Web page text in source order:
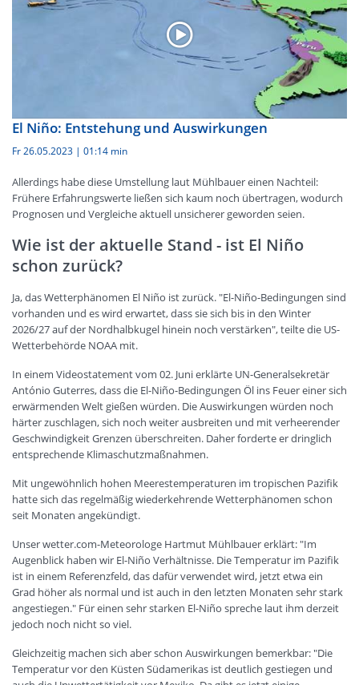
El Niño: Entstehung und Auswirkungen
Fr 26.05.2023 | 01:14 min
Allerdings habe diese Umstellung laut Mühlbauer einen Nachteil:
Frühere Erfahrungswerte ließen sich kaum noch übertragen, wodurch
Prognosen und Vergleiche aktuell unsicherer geworden seien.
Wie ist der aktuelle Stand - ist El Niño
schon zurück?
Ja, das Wetterphänomen El Niño ist zurück. "El-Niño-Bedingungen sind
vorhanden und es wird erwartet, dass sie sich bis in den Winter
2026/27 auf der Nordhalbkugel hinein noch verstärken", teilte die US-
Wetterbehörde NOAA mit.
In einem Videostatement vom 02. Juni erklärte UN-Generalsekretär
António Guterres, dass die El-Niño-Bedingungen Öl ins Feuer einer sich
erwärmenden Welt gießen würden. Die Auswirkungen würden noch
härter zuschlagen, sich noch weiter ausbreiten und mit verheerender
Geschwindigkeit Grenzen überschreiten. Daher forderte er dringlich
entsprechende Klimaschutzmaßnahmen.
Mit ungewöhnlich hohen Meerestemperaturen im tropischen Pazifik
hatte sich das regelmäßig wiederkehrende Wetterphänomen schon
seit Monaten angekündigt.
Unser wetter.com-Meteorologe Hartmut Mühlbauer erklärt: "Im
Augenblick haben wir El-Niño Verhältnisse. Die Temperatur im Pazifik
ist in einem Referenzfeld, das dafür verwendet wird, jetzt etwa ein
Grad höher als normal und ist auch in den letzten Monaten sehr stark
angestiegen." Für einen sehr starken El-Niño spreche laut ihm derzeit
jedoch noch nicht so viel.
Gleichzeitig machen sich aber schon Auswirkungen bemerkbar: "Die
Temperatur vor den Küsten Südamerikas ist deutlich gestiegen und